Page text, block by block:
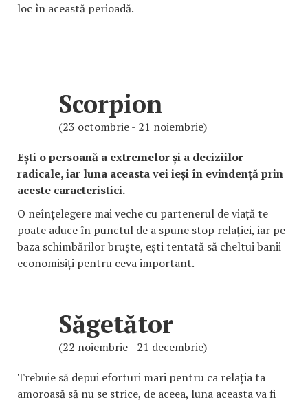
loc în această perioadă.
Scorpion
(23 octombrie - 21 noiembrie)
Ești o persoană a extremelor și a deciziilor
radicale, iar luna aceasta vei ieși în evindență prin
aceste caracteristici.
O neînțelegere mai veche cu partenerul de viață te
poate aduce în punctul de a spune stop relației, iar pe
baza schimbărilor bruște, ești tentată să cheltui banii
economisiți pentru ceva important.
Săgetător
(22 noiembrie - 21 decembrie)
Trebuie să depui eforturi mari pentru ca relația ta
amoroasă să nu se strice, de aceea, luna aceasta va fi